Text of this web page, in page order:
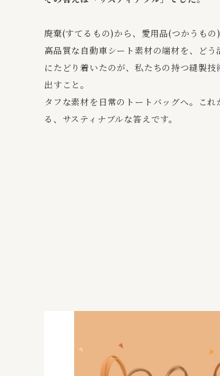
廃棄(すてるもの)から、愛用品(つかうもの)
高品質な自動車シート素材の端材を、ど
にたどり着いたのが、私たちの持つ縫製
出すこと。
タフな素材を日常のトートバッグへ。こ
る、サスティナブルな答えです。